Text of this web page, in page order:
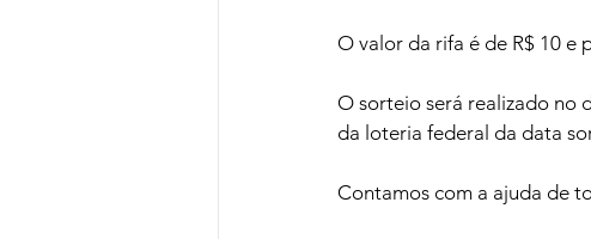
O valor da rifa é de R$ 10 e
O sorteio será realizado no
da loteria federal da data
Contamos com a ajuda de